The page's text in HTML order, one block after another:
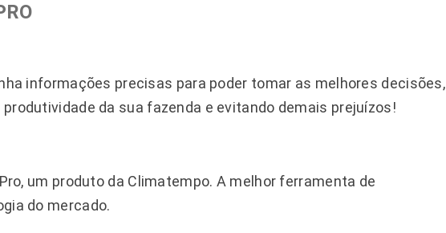
informações precisas para poder tomar as melhores decisões,
da sua fazenda e evitando demais prejuízos!
um produto da Climatempo. A melhor ferramenta de
do mercado.